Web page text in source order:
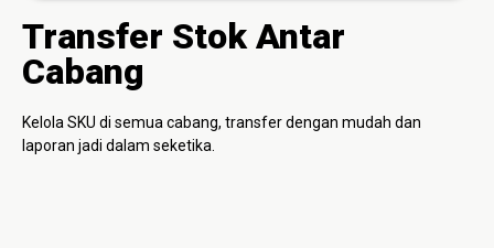
Transfer Stok Antar
Cabang
Kelola SKU di semua cabang, transfer dengan mudah dan
laporan jadi dalam seketika.